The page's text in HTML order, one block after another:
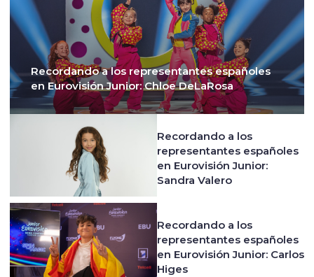
Recordando a los representantes españoles
en Eurovisión Junior: Chloe DeLaRosa
Recordando a los
representantes españoles
en Eurovisión Junior:
Sandra Valero
Recordando a los
representantes españoles
en Eurovisión Junior: Carlos
Higes